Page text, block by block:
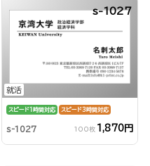
就活
s-1027
スピード1時間対応 スピード3時間対応
s-1027 100枚 1,870円